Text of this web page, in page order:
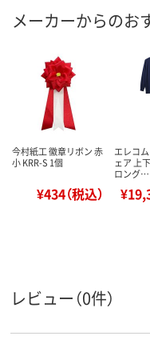
メーカーからのお
今村紙工 徽章リボン 赤
小 KRR-S 1個
¥434（税込）
エレコ
ェア 上
ロング…
レビュー（0件）